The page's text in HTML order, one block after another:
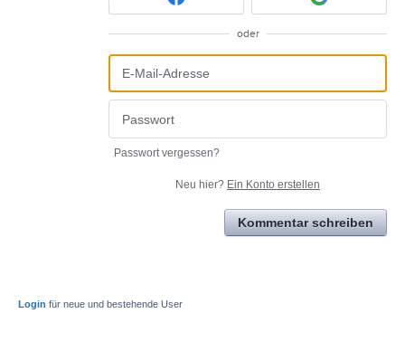
oder
Passwort vergessen?
Neu hier? Ein Konto erstellen
Kommentar schreiben
Login für neue und bestehende User